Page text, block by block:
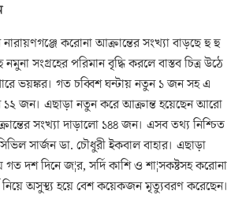
করোনা আক্রান্তের সংখ্যা বাড়ছে হু হু
সংগ্রহের পরিমান বৃদ্ধি করলে বাস্তব চিত্র উঠে
ভয়ঙ্কর। গত চব্বিশ ঘন্টায় নতুন ১ জন সহ এ
১২ জন। এছাড়া নতুন করে আক্রান্ত হয়েছেন আরো
সংখ্যা দাড়ালো ১৪৪ জন। এসব তথ্য নিশ্চিত
সার্জন ডা. চৌধুরী ইকবাল বাহার। এছাড়া
গত দশ দিনে জ¦র, সর্দি কাশি ও শা¦সকষ্টসহ করোনা
নিয়ে অসুস্থ্য হয়ে বেশ কয়েকজন মৃত্যুবরণ করেছেন।